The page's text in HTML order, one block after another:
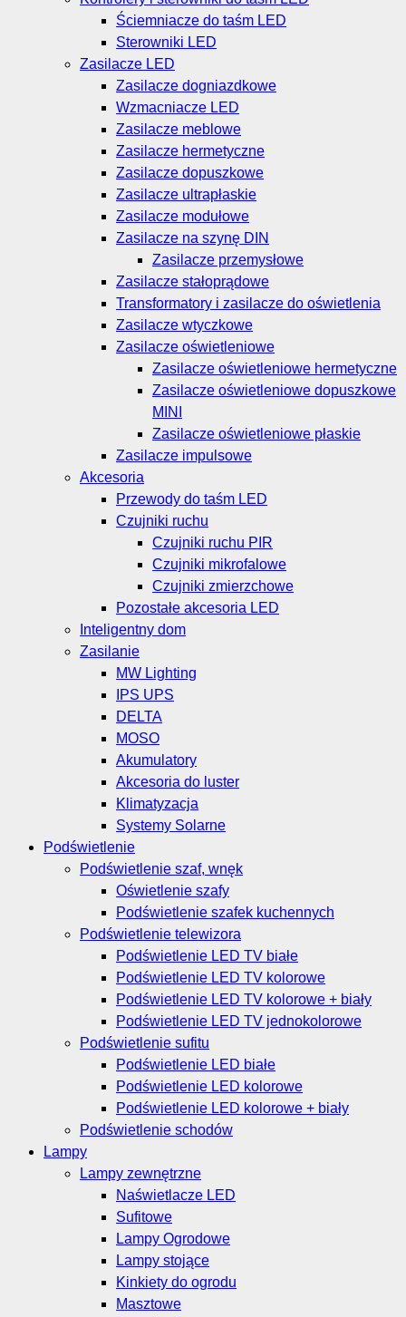
Ściemniacze do taśm LED
Sterowniki LED
Zasilacze LED
Zasilacze dogniazdkowe
Wzmacniacze LED
Zasilacze meblowe
Zasilacze hermetyczne
Zasilacze dopuszkowe
Zasilacze ultrapłaskie
Zasilacze modułowe
Zasilacze na szynę DIN
Zasilacze przemysłowe
Zasilacze stałoprądowe
Transformatory i zasilacze do oświetlenia
Zasilacze wtyczkowe
Zasilacze oświetleniowe
Zasilacze oświetleniowe hermetyczne
Zasilacze oświetleniowe dopuszkowe
MINI
Zasilacze oświetleniowe płaskie
Zasilacze impulsowe
Akcesoria
Przewody do taśm LED
Czujniki ruchu
Czujniki ruchu PIR
Czujniki mikrofalowe
Czujniki zmierzchowe
Pozostałe akcesoria LED
Inteligentny dom
Zasilanie
MW Lighting
IPS UPS
DELTA
MOSO
Akumulatory
Akcesoria do luster
Klimatyzacja
Systemy Solarne
Podświetlenie
Podświetlenie szaf, wnęk
Oświetlenie szafy
Podświetlenie szafek kuchennych
Podświetlenie telewizora
Podświetlenie LED TV białe
Podświetlenie LED TV kolorowe
Podświetlenie LED TV kolorowe + biały
Podświetlenie LED TV jednokolorowe
Podświetlenie sufitu
Podświetlenie LED białe
Podświetlenie LED kolorowe
Podświetlenie LED kolorowe + biały
Podświetlenie schodów
Lampy
Lampy zewnętrzne
Naświetlacze LED
Sufitowe
Lampy Ogrodowe
Lampy stojące
Kinkiety do ogrodu
Masztowe